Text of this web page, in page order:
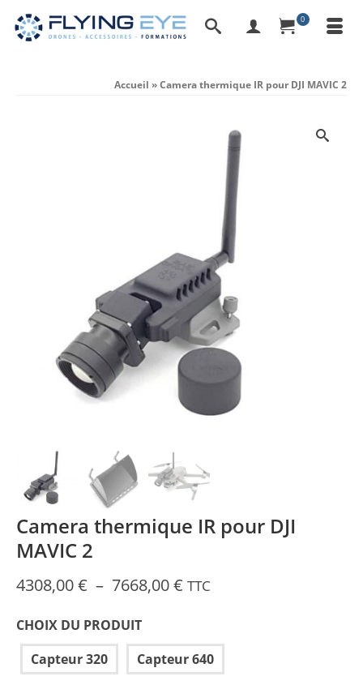
0
Accueil »Camera thermique IR pour DJI MAVIC 2
Camera thermique IR pour DJI
MAVIC 2
4308,00€ – 7668,00€ Plage
4308,00 €
à
TTC
CHOIX DU PRODUIT
Capteur 320
Capteur 640